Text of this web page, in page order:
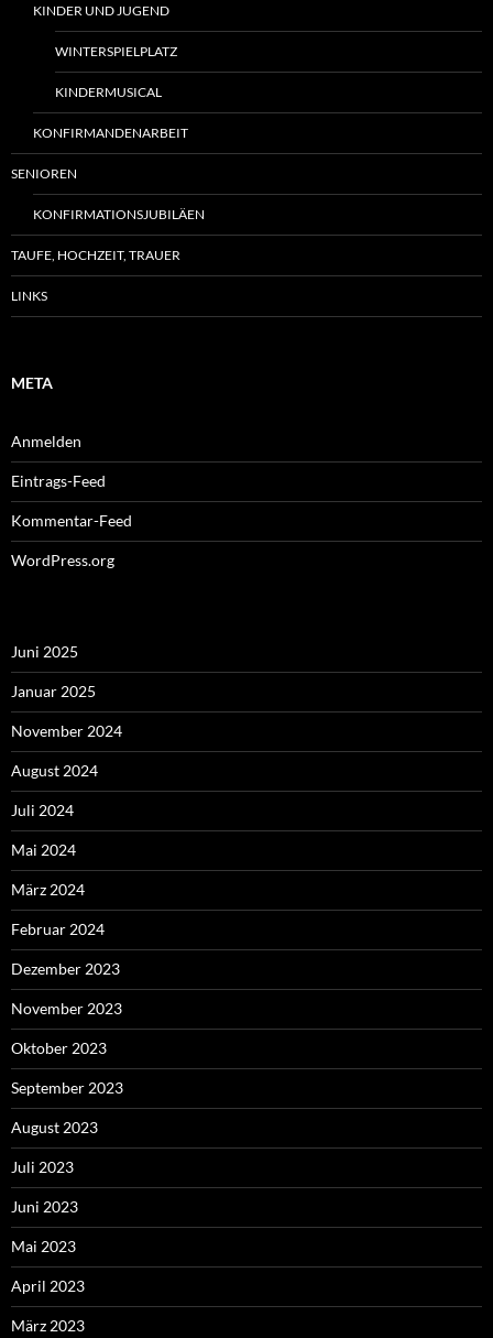
KINDER UND JUGEND
WINTERSPIELPLATZ
KINDERMUSICAL
KONFIRMANDENARBEIT
SENIOREN
KONFIRMATIONSJUBILÄEN
TAUFE, HOCHZEIT, TRAUER
LINKS
META
Anmelden
Eintrags-Feed
Kommentar-Feed
WordPress.org
Juni 2025
Januar 2025
November 2024
August 2024
Juli 2024
Mai 2024
März 2024
Februar 2024
Dezember 2023
November 2023
Oktober 2023
September 2023
August 2023
Juli 2023
Juni 2023
Mai 2023
April 2023
März 2023